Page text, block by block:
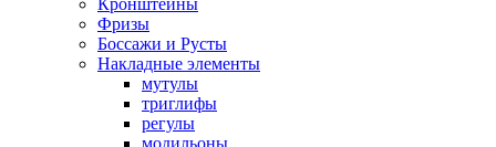
Кронштейны
Фризы
Боссажи и Русты
Накладные элементы
мутулы
триглифы
регулы
модильоны